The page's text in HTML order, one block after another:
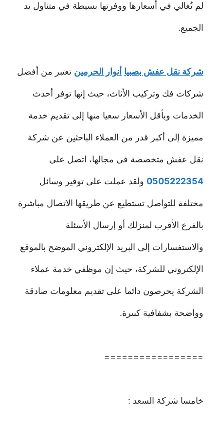
لم تُغالي في أسعارها ووفرتها بسيطة في متناول يد
الجميع.
شركة نقل عفش بصبيا أنوار الحرمين تعتبر من أفضل
شركات فك وتركيب الأثاث، حيث إنها توفر أحدث
الخدمات وبأقل الأسعار سعيا منها إلى تقديم خدمة
مميزة إلى أكبر قدر من العملاء الباحثين عن شركة
نقل عفش متخصصة في مجالها، اتصل علي
0505222354 ولقد عملت على توفير وسائل
مختلفة للتواصل تستطيع عن طريقها الاتصال مباشرة
بالفرع الأقرب لمنزلك أو إرسال الأسئلة
والاستفسارات إلى البريد الإلكتروني الموضح بالموقع
الإلكتروني للشركة، حيث إن موظفي خدمة عملاء
الشركة يحرصون دائما على تقديم معلومات صادقة
وواضحة بشفافية كبيرة.
=================
خامسا شركة السعد :